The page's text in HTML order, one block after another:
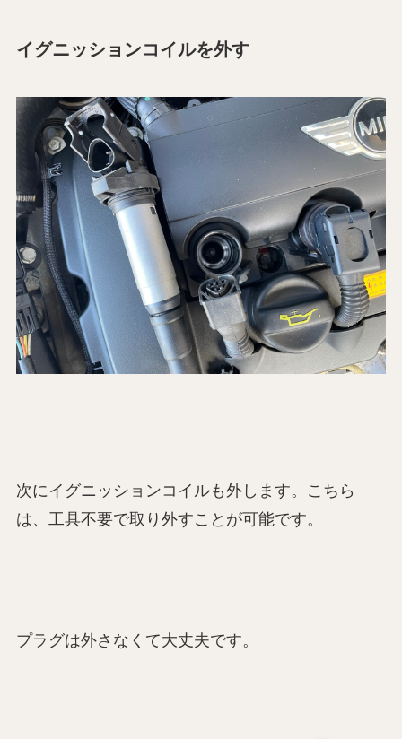
イグニッションコイルを外す
次にイグニッションコイルも外します。こちら
は、工具不要で取り外すことが可能です。
プラグは外さなくて大丈夫です。